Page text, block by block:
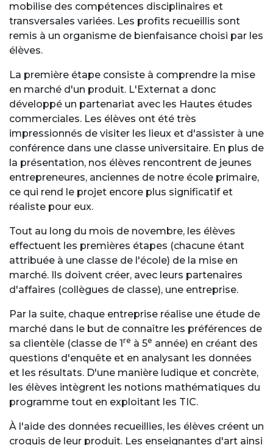
mobilise des compétences disciplinaires et
transversales variées. Les profits recueillis sont
remis à un organisme de bienfaisance choisi par les
élèves.
La première étape consiste à comprendre la mise
en marché d'un produit. L'Externat a donc
développé un partenariat avec les Hautes études
commerciales. Les élèves ont été très
impressionnés de visiter les lieux et d'assister à une
conférence dans une classe universitaire. En plus de
la présentation, nos élèves rencontrent de jeunes
entrepreneures, anciennes de notre école primaire,
ce qui rend le projet encore plus significatif et
réaliste pour eux.
Tout au long du mois de novembre, les élèves
effectuent les premières étapes (chacune étant
attribuée à une classe de l'école) de la mise en
marché. Ils doivent créer, avec leurs partenaires
d'affaires (collègues de classe), une entreprise.
Par la suite, chaque entreprise réalise une étude de
marché dans le but de connaître les préférences de
sa clientèle (classe de 1re à 5e année) en créant des
questions d'enquête et en analysant les données
et les résultats. D'une manière ludique et concrète,
les élèves intègrent les notions mathématiques du
programme tout en exploitant les TIC.
À l'aide des données recueillies, les élèves créent un
croquis de leur produit. Les enseignantes d'art ainsi